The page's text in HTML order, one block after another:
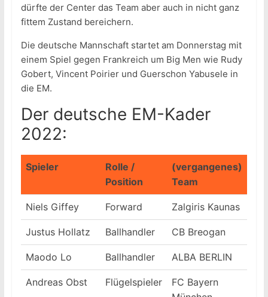
dürfte der Center das Team aber auch in nicht ganz
fittem Zustand bereichern.
Die deutsche Mannschaft startet am Donnerstag mit
einem Spiel gegen Frankreich um Big Men wie Rudy
Gobert, Vincent Poirier und Guerschon Yabusele in
die EM.
Der deutsche EM-Kader
2022:
Spieler
Rolle /
Position
(vergangenes)
Team
Niels Giffey Forward Zalgiris Kaunas
Justus Hollatz Ballhandler CB Breogan
Maodo Lo Ballhandler ALBA BERLIN
Andreas Obst Flügelspieler
FC Bayern